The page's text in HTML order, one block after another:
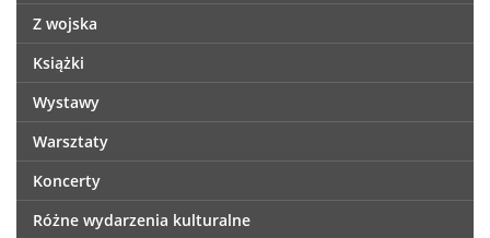
Z wojska
Książki
Wystawy
Warsztaty
Koncerty
Różne wydarzenia kulturalne